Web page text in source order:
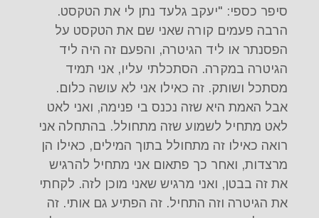
סיפר כספי: "יעקב גלעד נתן לי את הטקסט.
הרבה פעמים קורה שאני שם את הטקסט על
הפסנתר או ליד הגיטרה, והפעם זה היה ליד
הגיטרה במקרה. הסתכלתי עליו, אני תמיד
מסתכל ושותק. זה כאילו אני לא עושה כלום.
אבל האמת היא שזה נכנס בי פנימה, ואני לאט
לאט מתחיל לשמוע שזה מתחולל. בהתחלה אני
רואה כאילו זה מתחולל בתוך המילים, כאילו הן
מרצדות, ואחר כך פתאום אני מתחיל להרגיש
את זה בבטן, ואני מרגיש שאני מוכן לזה. לקחתי
את הגיטרה וזה התחיל. זה הפתיע גם אותי. זה